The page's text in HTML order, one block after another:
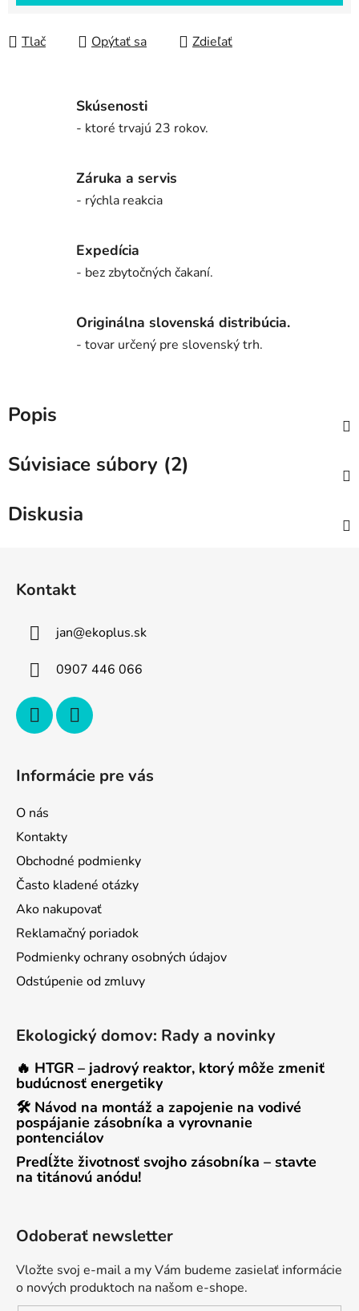
Tlač Opýtať sa Zdieľať
Skúsenosti
- ktoré trvajú 23 rokov.
Záruka a servis
- rýchla reakcia
Expedícia
- bez zbytočných čakaní.
Originálna slovenská distribúcia.
- tovar určený pre slovenský trh.
Popis
Súvisiace súbory (2)
Diskusia
Kontakt
jan@ekoplus.sk
0907 446 066
Informácie pre vás
O nás
Kontakty
Obchodné podmienky
Často kladené otázky
Ako nakupovať
Reklamačný poriadok
Podmienky ochrany osobných údajov
Odstúpenie od zmluvy
Ekologický domov: Rady a novinky
🔥 HTGR – jadrový reaktor, ktorý môže zmeniť
budúcnosť energetiky
🛠 Návod na montáž a zapojenie na vodivé
pospájanie zásobníka a vyrovnanie
pontenciálov
Predĺžte životnosť svojho zásobníka – stavte
na titánovú anódu!
Odoberať newsletter
Vložte svoj e-mail a my Vám budeme zasielať informácie
o nových produktoch na našom e-shope.